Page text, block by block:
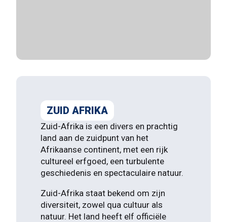
ZUID AFRIKA
Zuid-Afrika is een divers en prachtig
land aan de zuidpunt van het
Afrikaanse continent, met een rijk
cultureel erfgoed, een turbulente
geschiedenis en spectaculaire natuur.
Zuid-Afrika staat bekend om zijn
diversiteit, zowel qua cultuur als
natuur. Het land heeft elf officiële